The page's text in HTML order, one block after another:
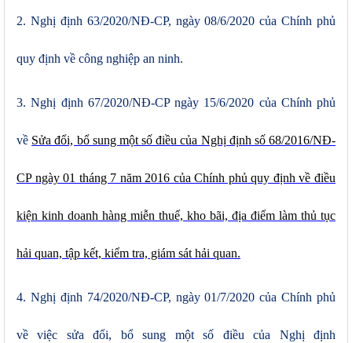
2. Nghị định 63/2020/NĐ-CP, ngày 08/6/2020 của Chính phủ
quy định về công nghiệp an ninh.
3. Nghị định 67/2020/NĐ-CP ngày 15/6/2020 của Chính phủ
về Sửa đổi, bổ sung một số điều của Nghị định số 68/2016/NĐ-
CP ngày 01 tháng 7 năm 2016 của Chính phủ quy định về điều
kiện kinh doanh hàng miễn thuế, kho bãi, địa điểm làm thủ tục
hải quan, tập kết, kiểm tra, giám sát hải quan.
4. Nghị định 74/2020/NĐ-CP, ngày 01/7/2020 của Chính phủ
về việc sửa đổi, bổ sung một số điều của Nghị định